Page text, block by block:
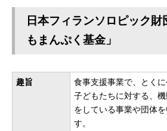
日本フィランソロピック財
もまんぷく基金」
趣旨
食事支援事業で、とく
子どもたちに対する、
をしている事業や団体
す。